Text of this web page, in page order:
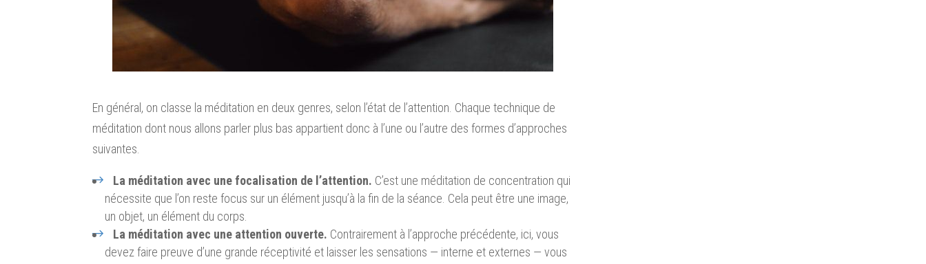
En général, on classe la méditation en deux genres, selon l’état de l’attention. Chaque technique de
méditation dont nous allons parler plus bas appartient donc à l’une ou l’autre des formes d’approches
suivantes.
La méditation avec une focalisation de l’attention. C’est une méditation de concentration qui
nécessite que l’on reste focus sur un élément jusqu’à la fin de la séance. Cela peut être une image,
un objet, un élément du corps.
La méditation avec une attention ouverte. Contrairement à l’approche précédente, ici, vous
devez faire preuve d’une grande réceptivité et laisser les sensations — interne et externes — vous